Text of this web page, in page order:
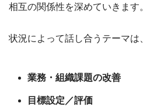
相互の関係性を深めていきます。
状況によって話し合うテーマは、
業務・組織課題の改善
目標設定／評価